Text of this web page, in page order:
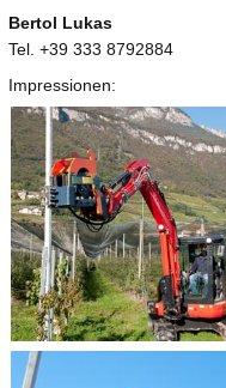
Bertol Lukas
Tel. +39 333 8792884
Impressionen: